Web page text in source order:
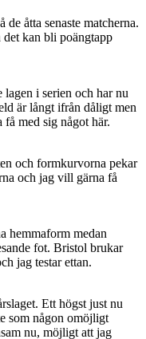
åtta senaste matcherna.
kan bli poängtapp
i serien och har nu
är långt ifrån dåligt men
få med sig något här.
och formkurvorna pekar
och jag vill gärna få
hemmaform medan
fot. Bristol brukar
jag testar ettan.
Ett högst just nu
som någon omöjligt
nu, möjligt att jag